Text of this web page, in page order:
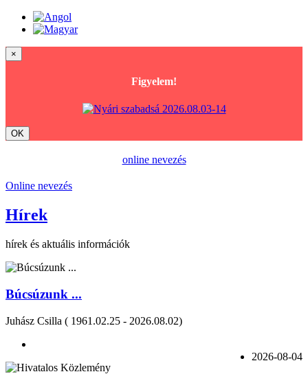
×
Figyelem!
OK
online nevezés
Online nevezés
Hírek
hírek és aktuális információk
Búcsúzunk ...
Juhász Csilla ( 1961.02.25 - 2026.08.02)
2026-08-04